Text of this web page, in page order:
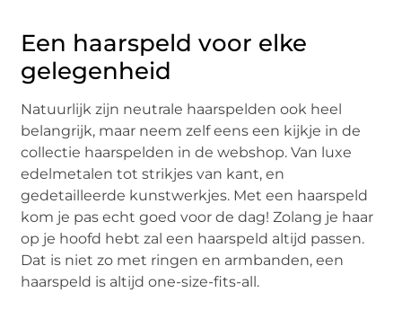
Een haarspeld voor elke
gelegenheid
Natuurlijk zijn neutrale haarspelden ook heel
belangrijk, maar neem zelf eens een kijkje in de
collectie haarspelden in de webshop. Van luxe
edelmetalen tot strikjes van kant, en
gedetailleerde kunstwerkjes. Met een haarspeld
kom je pas echt goed voor de dag! Zolang je haar
op je hoofd hebt zal een haarspeld altijd passen.
Dat is niet zo met ringen en armbanden, een
haarspeld is altijd one-size-fits-all.